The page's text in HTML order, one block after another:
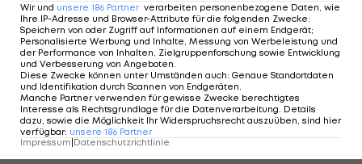
Herbst neun Treffer für die Vorarlberger erzielt.
Auch ein Verbleib in Salzburg scheint im Bereich
des Möglichen zu liegen.
Die unbeliebtesten Spieler inLa Liga:
Wir und unsere 186 Partner verarbeiten personenbezogene Daten, wie
Ihre IP-Adresse und Browser-Attribute für die folgenden Zwecke:
Speichern von oder Zugriff auf Informationen auf einem Endgerät;
Personalisierte Werbung und Inhalte, Messung von Werbeleistung und
der Performance von Inhalten, Zielgruppenforschung sowie Entwicklung
und Verbesserung von Angeboten
Diese Zwecke können unter Umständen auch: Genaue Standortdaten
und Identifikation durch Scannen von Endgeräten
Manche Partner verwenden für gewisse Zwecke berechtigtes
Interesse als Rechtsgrundlage für die Datenverarbeitung. Details
dazu, sowie die Möglichkeit Ihr Widerspruchsrecht auszuüben, sind hier
verfügbar: unsere 186 Partner
Impressum|Datenschutzrichtlinie